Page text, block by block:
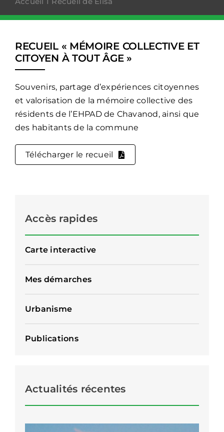
RECUEIL « MÉMOIRE COLLECTIVE ET
CITOYEN À TOUT ÂGE »
Souvenirs, partage d’expériences citoyennes
et valorisation de la mémoire collective des
résidents de l’EHPAD de Chavanod, ainsi que
des habitants de la commune
Télécharger le recueil
Accès rapides
Carte interactive
Mes démarches
Urbanisme
Publications
Actualités récentes